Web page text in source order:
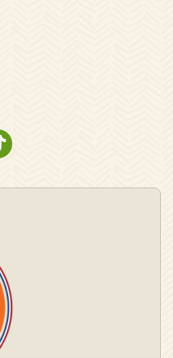
OP PINTEREST
OP YOUTUBE
OP TIKTOK